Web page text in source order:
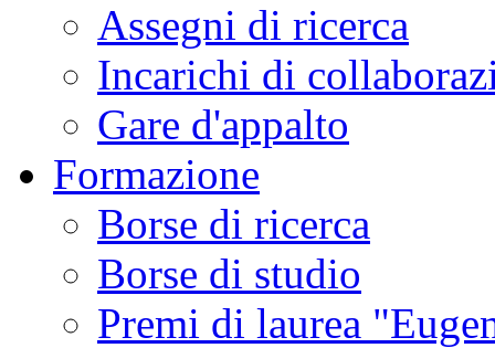
Assegni di ricerca
Incarichi di
Gare d'appalto
Formazione
Borse di ricerca
Borse di studio
Premi di laurea